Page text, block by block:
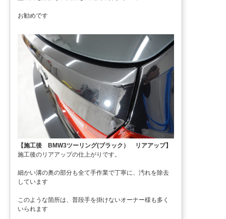
お勧めです
【施工後 BMW3ツーリング(ブラック） リアアップ】
施工後のリアアップの仕上がりです。
細かい溝の奥の部分も全て手作業で丁寧に、汚れを除去
しています
このような箇所は、普段手を掛けないオーナー様も多く
いられます